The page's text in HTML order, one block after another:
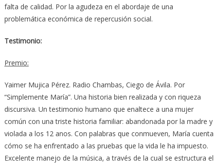
falta de calidad. Por la agudeza en el abordaje de una
problemática económica de repercusión social.
Testimonio:
Premio:
Yaimer Mujica Pérez. Radio Chambas, Ciego de Ávila. Por
“Simplemente María”. Una historia bien realizada y con riqueza
discursiva. Un testimonio humano que enaltece a una mujer
común con una triste historia familiar: abandonada por la madre y
violada a los 12 anos. Con palabras que conmueven, María cuenta
cómo se ha enfrentado a las pruebas que la vida le ha impuesto.
Excelente manejo de la música, a través de la cual se estructura el